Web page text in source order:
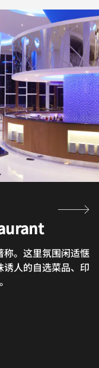
。这里氛围闲适惬
人的自选菜品、印
餐，欢迎您前来品
，甄选新鲜食材，
尖盛宴。
我们的特色醇饮优
日落美景。
，畅饮醇饮优选系
心。